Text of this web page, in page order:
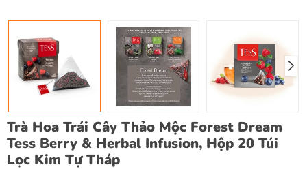
Trà Hoa Trái Cây Thảo Mộc Forest Dream
Tess Berry & Herbal Infusion, Hộp 20 Túi
Lọc Kim Tự Tháp